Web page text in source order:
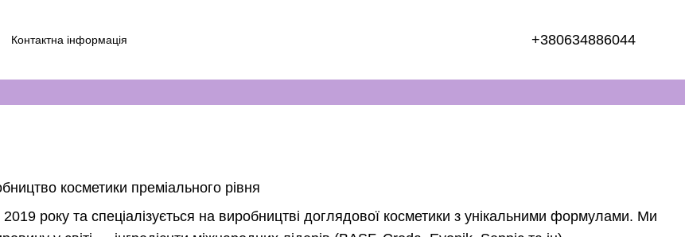
Контактна інформація +380634886044
косметики преміального рівня
року та спеціалізується на виробництві доглядової косметики з унікальними формулами. Ми